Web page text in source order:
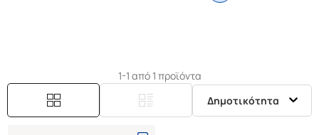
1-1 από 1 προϊόντα
Δημοτικότητα